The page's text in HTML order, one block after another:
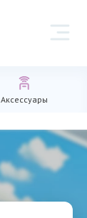
Аксессуары